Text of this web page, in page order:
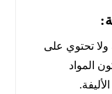
ولا تحتوي على
المواد